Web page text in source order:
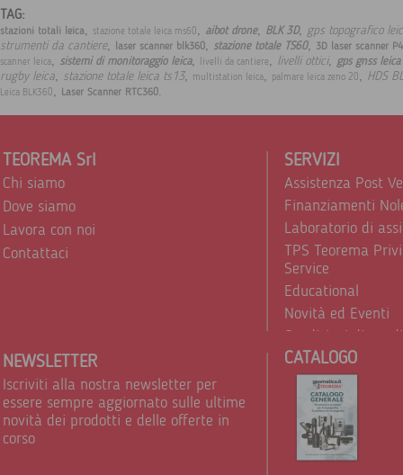
TAG:
stazioni totali leica, stazione totale leica ms60, aibot drone, BLK 3D, gps topografico
strumenti da cantiere, laser scanner blk360, stazione totale TS60, 3D laser scanner
scanner leica, sistemi di monitoraggio leica, livelli da cantiere, livelli ottici, gps gnss
rugby leica, stazione totale leica ts13, multistation leica, palmare leica zeno 20, HDS
Leica BLK360, Laser Scanner RTC360.
TEOREMA Srl
Chi siamo
Dove siamo
Lavora con noi
Contattaci
SERVIZI
Assistenza Post
Finanziamenti
Laboratorio di
TPS Teorema
Service
Educational
Novità ed Eventi
Condizioni di
Trattamento dei
NEWSLETTER
Iscriviti alla nostra newsletter per
essere sempre aggiornato sulle ultime
novità dei prodotti e delle offerte in
corso
CATALOGO